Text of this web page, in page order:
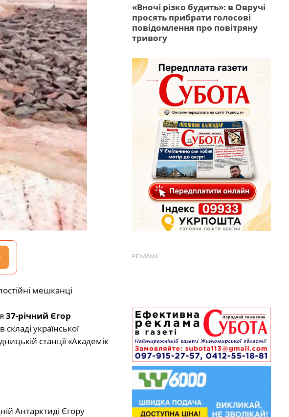
мешканці
37-річний Єгор
української
станції «Академік
Антарктиді Єгору
«Вночі різко будить»: в Овручі
просять прибрати голосові
повідомлення про повітряну
тривогу
РЕКЛАМА